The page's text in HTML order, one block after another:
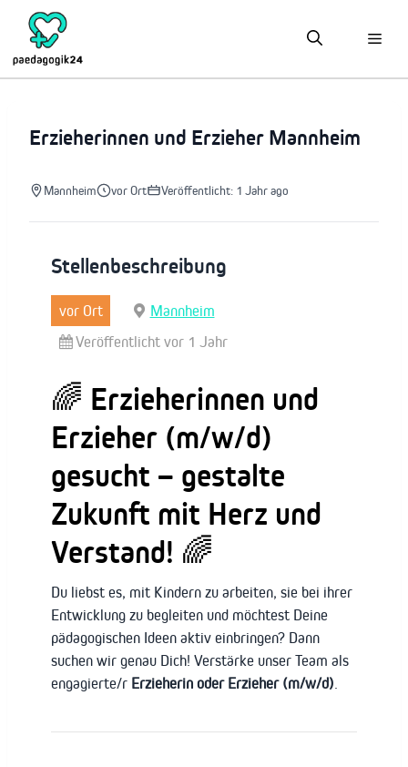
Inhalt
springen
Erzieherinnen und Erzieher Mannheim
Mannheim vor Ort Veröffentlicht: 1 Jahr ago
Stellenbeschreibung
vor Ort
Mannheim
Veröffentlicht vor 1 Jahr
🌈 Erzieherinnen und
Erzieher (m/w/d)
gesucht – gestalte
Zukunft mit Herz und
Verstand! 🌈
Du liebst es, mit Kindern zu arbeiten, sie bei ihrer
Entwicklung zu begleiten und möchtest Deine
pädagogischen Ideen aktiv einbringen? Dann
suchen wir genau Dich! Verstärke unser Team als
engagierte/r Erzieherin oder Erzieher (m/w/d)